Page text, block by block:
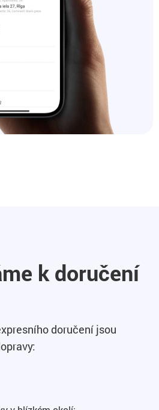
k doručení
doručení jsou